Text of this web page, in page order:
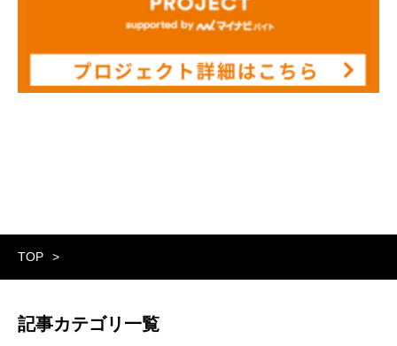
TOP
記事カテゴリ一覧